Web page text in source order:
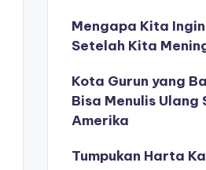
Mengapa Kita
Setelah Kita
Kota Gurun yang
Bisa Menulis Ulang
Amerika
Tumpukan Harta